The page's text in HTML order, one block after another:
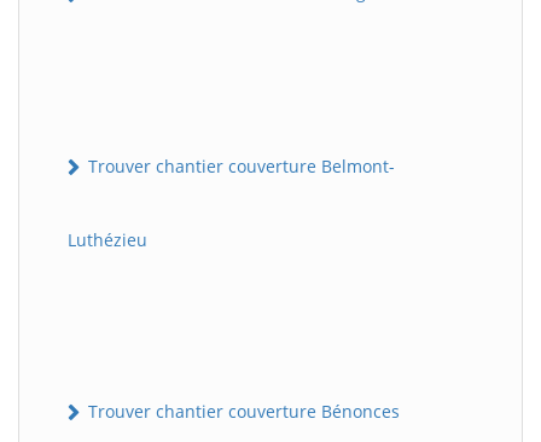
Trouver chantier couverture Belmont-
Luthézieu
Trouver chantier couverture Bénonces